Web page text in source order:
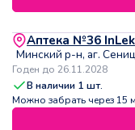
Аптека №36 InLek
Минский р-н, аг.
Годен до 26.11.2028
В наличии 1 шт.
Можно забрать через 15